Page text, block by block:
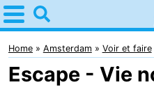
Home
Amsterdam
Itinéraires
Home Amsterdam Voir et faire
Escape - Vie